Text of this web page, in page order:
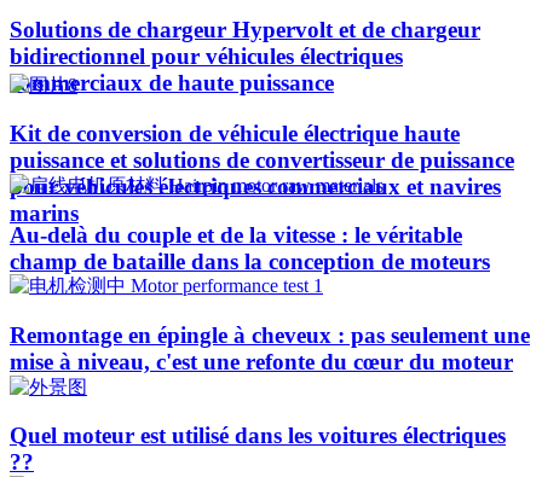
Solutions de chargeur Hypervolt et de chargeur
bidirectionnel pour véhicules électriques
commerciaux de haute puissance
Kit de conversion de véhicule électrique haute
puissance et solutions de convertisseur de puissance
pour véhicules électriques commerciaux et navires
marins
Au-delà du couple et de la vitesse : le véritable
champ de bataille dans la conception de moteurs
Remontage en épingle à cheveux : pas seulement une
mise à niveau, c'est une refonte du cœur du moteur
Quel moteur est utilisé dans les voitures électriques
??​​